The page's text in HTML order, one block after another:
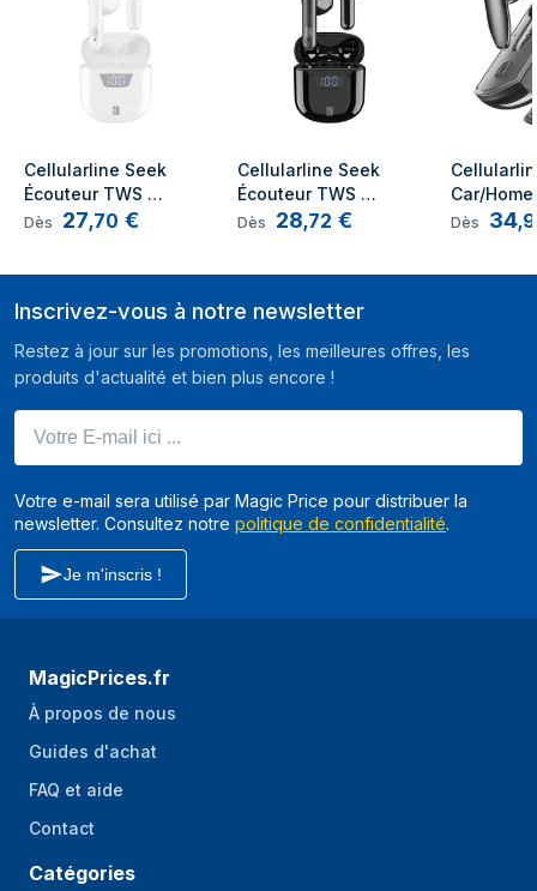
Autonomie en veille
Connectivité
Technologie de
Connecteur de 3,5
mm
6,35 mm
Bluetooth Oui
Profils Bluetooth A2DP, AVRCP
Bluetooth
Portée du routeur
10 m
représentation / réalisation
Style de casque
portable
Utilisation
recommandée
Couleur du produit
Type de casque
Cellularline Seek
Écouteur TWS
Bluetooth Socle de
Dès 27,70 €
Cellularline Seek
Écouteur TWS
Bluetooth Socle de
Dès 28,72 €
Car/
Dès 34,
Inscrivez-vous à notre newsletter
Restez à jour sur les promotions, les meilleures offres, les
produits d'actualité et bien plus encore !
Votre e-mail sera utilisé par Magic Price pour distribuer la
newsletter. Consultez notre politique de confidentialité.
Je m'inscris !
MagicPrices.fr
À propos de nous
Guides d'achat
FAQ et aide
Contact
Catégories